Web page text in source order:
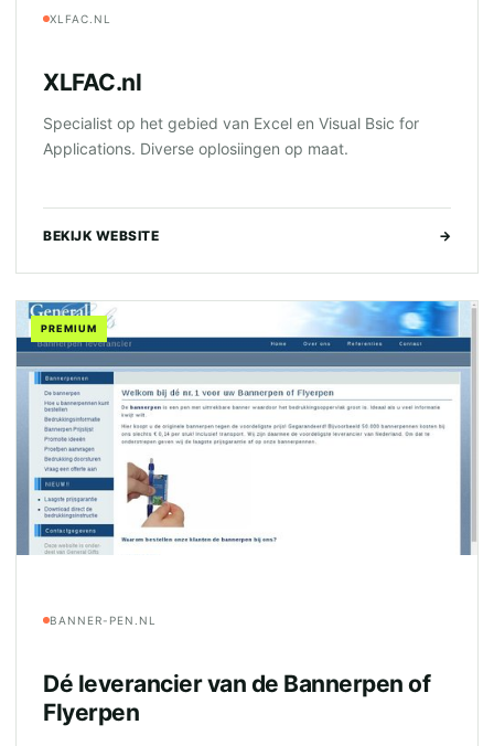
XLFAC.NL
XLFAC.nl
Specialist op het gebied van Excel en Visual Bsic for
Applications. Diverse oplosiingen op maat.
BEKIJK WEBSITE →
PREMIUM
BANNER-PEN.NL
Dé leverancier van de Bannerpen of
Flyerpen